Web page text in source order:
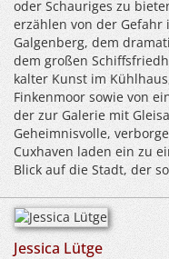
oder Schauriges zu
erzählen von der Gefahr
Galgenberg, dem
dem großen
kalter Kunst im
Finkenmoor sowie von
der zur Galerie mit
Geheimnisvolle,
Cuxhaven laden ein zu
Blick auf die Stadt, der
Jessica Lütge